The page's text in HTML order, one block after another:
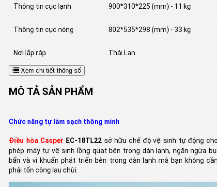
Thông tin cục lạnh 900*310*225 (mm) - 11 kg
Thông tin cục nóng 802*535*298 (mm) - 33 kg
Nơi lắp ráp Thái Lan
Xem chi tiết thông số
MÔ TẢ SẢN PHẨM
Chức năng tự làm sạch thông minh
Điều hòa Casper EC-18TL22 sở hữu chế độ vệ sinh tự động
phép máy tự vệ sinh lồng quạt bên trong dàn lạnh, ngăn ngừa
bẩn và vi khuẩn phát triển bên trong dàn lạnh mà bạn không
phải tốn công lau chùi.